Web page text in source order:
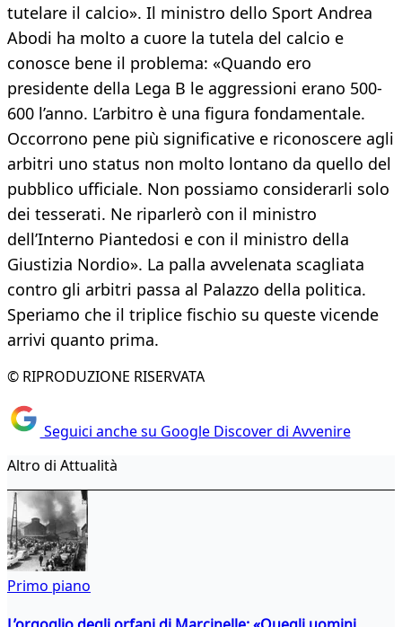
tutelare il calcio». Il ministro dello Sport Andrea
Abodi ha molto a cuore la tutela del calcio e
conosce bene il problema: «Quando ero
presidente della Lega B le aggressioni erano 500-
600 l’anno. L’arbitro è una figura fondamentale.
Occorrono pene più significative e riconoscere agli
arbitri uno status non molto lontano da quello del
pubblico ufficiale. Non possiamo considerarli solo
dei tesserati. Ne riparlerò con il ministro
dell’Interno Piantedosi e con il ministro della
Giustizia Nordio». La palla avvelenata scagliata
contro gli arbitri passa al Palazzo della politica.
Speriamo che il triplice fischio su queste vicende
arrivi quanto prima.
© RIPRODUZIONE RISERVATA
Seguici anche su Google Discover di Avvenire
Altro di Attualità
Primo piano